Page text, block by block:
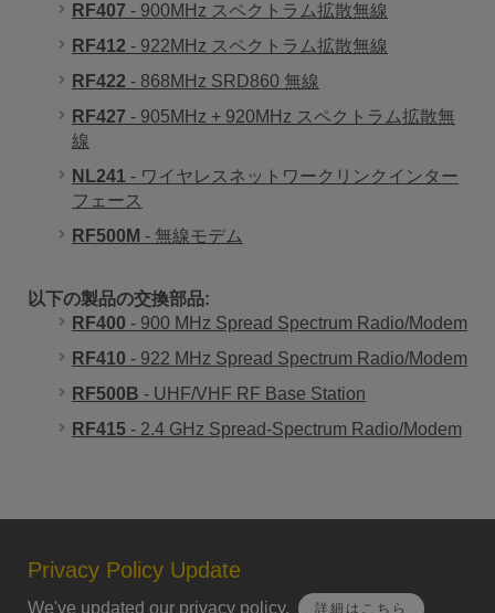
RF407 - 900MHz スペクトラム拡散無線
RF412 - 922MHz スペクトラム拡散無線
RF422 - 868MHz SRD860 無線
RF427 - 905MHz + 920MHz スペクトラム拡散無
線
NL241 - ワイヤレスネットワークリンクインター
フェース
RF500M - 無線モデム
以下の製品の交換部品:
RF400 - 900 MHz Spread Spectrum Radio/Modem
RF410 - 922 MHz Spread Spectrum Radio/Modem
RF500B - UHF/VHF RF Base Station
RF415 - 2.4 GHz Spread-Spectrum Radio/Modem
Privacy Policy Update
We've updated our privacy policy. 詳細はこちら